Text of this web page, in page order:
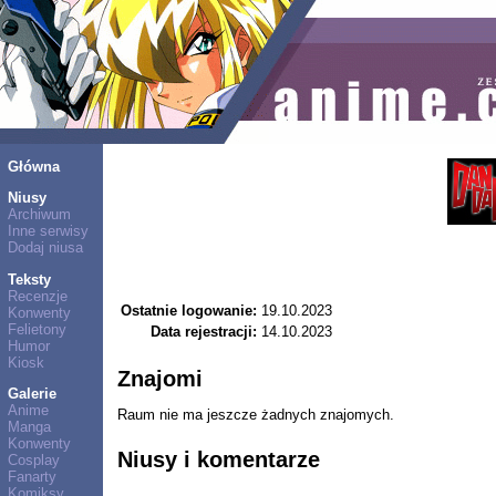
Główna
Niusy
Archiwum
Inne serwisy
Dodaj niusa
Teksty
Recenzje
Konwenty
Felietony
Humor
Kiosk
Galerie
Anime
Manga
Konwenty
Cosplay
Fanarty
Ostatnie logowanie: 19.10.2023
Data rejestracji: 14.10.2023
Znajomi
Raum nie ma jeszcze żadnych znajomych.
Niusy i komentarze